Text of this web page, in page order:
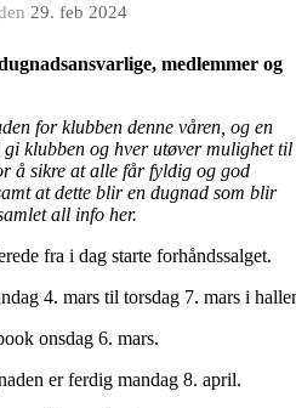
29. feb 2024
medlemmer og
for klubben denne våren, og en
klubben og hver utøver mulighet til
å sikre at alle får fyldig og god
at dette blir en dugnad som blir
all info her.
fra i dag starte forhåndssalget.
4. mars til torsdag 7. mars i
onsdag 6. mars.
er ferdig mandag 8. april.